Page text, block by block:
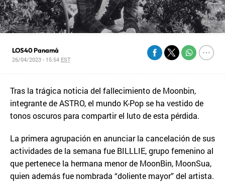
LOS40 Panamá
26/04/2023 - 15:54 EST
Tras la trágica noticia del fallecimiento de Moonbin,
integrante de ASTRO, el mundo K-Pop se ha vestido de
tonos oscuros para compartir el luto de esta pérdida.
La primera agrupación en anunciar la cancelación de sus
actividades de la semana fue BILLLIE, grupo femenino al
que pertenece la hermana menor de MoonBin, MoonSua,
quien además fue nombrada “doliente mayor” del artista.